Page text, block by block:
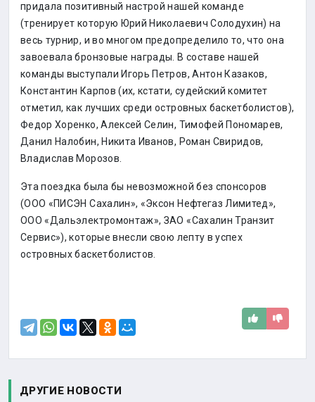
придала позитивный настрой нашей команде
(тренирует которую Юрий Николаевич Солодухин) на
весь турнир, и во многом предопределило то, что она
завоевала бронзовые награды. В составе нашей
команды выступали Игорь Петров, Антон Казаков,
Константин Карпов (их, кстати, судейский комитет
отметил, как лучших среди островных баскетболистов),
Федор Хоренко, Алексей Селин, Тимофей Пономарев,
Данил Налобин, Никита Иванов, Роман Свиридов,
Владислав Морозов.
Эта поездка была бы невозможной без спонсоров
(ООО «ПИСЭН Сахалин», «Эксон Нефтегаз Лимитед»,
ООО «Дальэлектромонтаж», ЗАО «Сахалин Транзит
Сервис»), которые внесли свою лепту в успех
островных баскетболистов.
ДРУГИЕ НОВОСТИ